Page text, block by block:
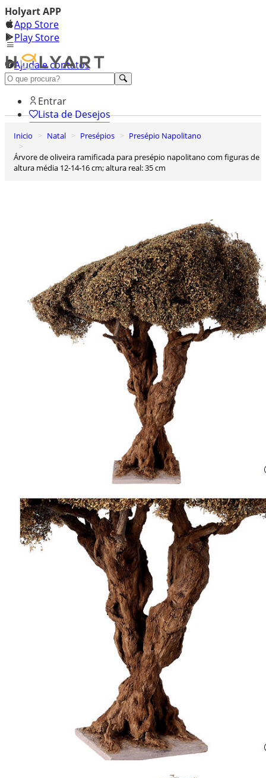
Holyart APP
App Store
Play Store
Ajuda e contatos
Conheça premium
Entrar
Lista de Desejos
Inicio Natal Presépios
Presépio Napolitano
Árvore de oliveira ramificada para presépio napolitano com figuras de
altura média 12-14-16 cm; altura real: 35 cm